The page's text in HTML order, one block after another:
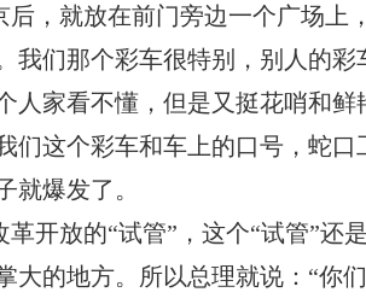
后，就放在前门旁边一个广场上
我们那个彩车很特别，别人的
人家看不懂，但是又挺花哨和
们这个彩车和车上的口号，蛇
就爆发了。
革开放的“试管”，这个“试管”还
大的地方。所以总理就说：“你